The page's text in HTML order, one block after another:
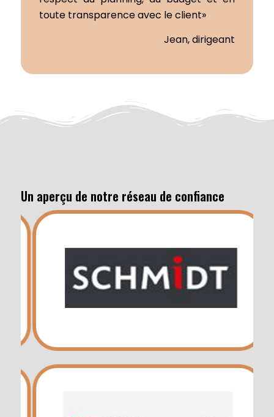
toute transparence avec le client»
Jean, dirigeant
Un aperçu de notre réseau de confiance